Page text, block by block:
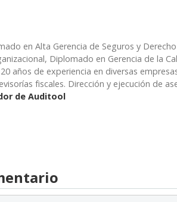
en Alta Gerencia de Seguros y
Diplomado en Gerencia de la
años de experiencia en diversas
fiscales. Dirección y ejecución de
de Auditool